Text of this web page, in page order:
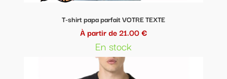
T-shirt papa parfait VOTRE TEXTE
À partir de 21.00 €
En stock